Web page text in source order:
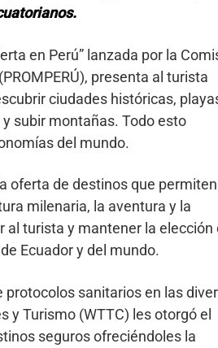
en Perú” lanzada por la
presenta al turista
ciudades históricas,
subir montañas. Todo esto
del mundo.
oferta de destinos que
milenaria, la aventura y la
al turista y mantener la elección
Ecuador y del mundo.
sanitarios en las
y Turismo (WTTC) les otorgó el
seguros ofreciéndoles la